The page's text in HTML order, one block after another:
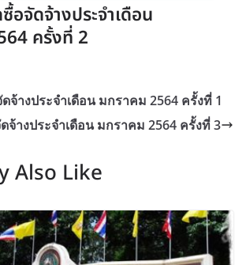
อจัดจ้างประจำเดือน
ครั้งที่ 2
จ้างประจำเดือน มกราคม 2564 ครั้งที่ 1
จ้างประจำเดือน มกราคม 2564 ครั้งที่ 3
Also Like